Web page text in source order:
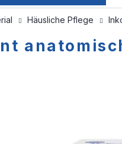
Häusliche Pflege